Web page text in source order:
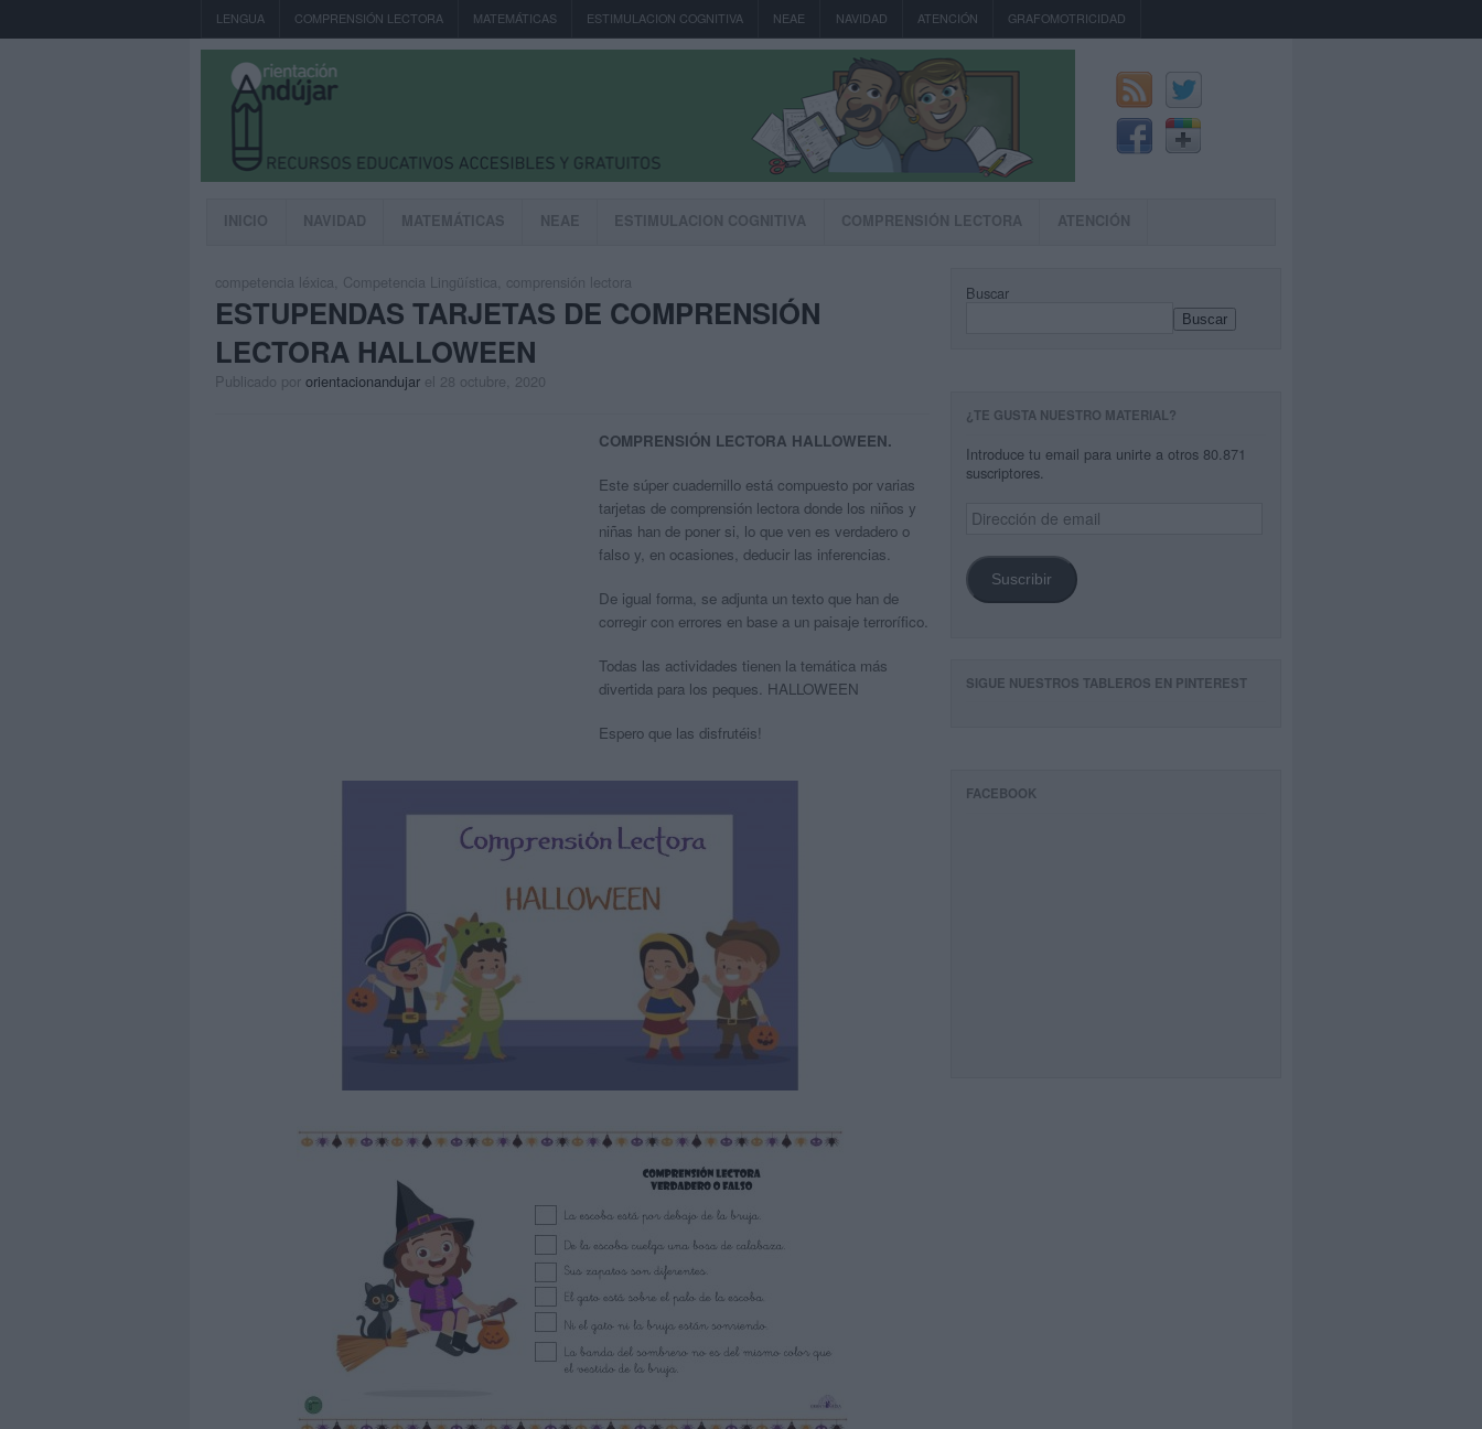
LENGUA COMPRENSIÓN LECTORA MATEMÁTICAS ESTIMULACION COGNITIVA NEAE NAVIDAD ATENCIÓN GRAFOMOTRICIDAD
INICIO NAVIDAD MATEMÁTICAS NEAE ESTIMULACION COGNITIVA COMPRENSIÓN LECTORA ATENCIÓN
competencia léxica Competencia Lingüística comprensión lectora
ESTUPENDAS TARJETAS DE COMPRENSIÓN
LECTORA HALLOWEEN
Publicado por orientacionandujar el 28 octubre, 2020
COMPRENSIÓN LECTORA HALLOWEEN.
Este súper cuadernillo está compuesto por varias
tarjetas de comprensión lectora donde los niños y
niñas han de poner si, lo que ven es verdadero o
falso y, en ocasiones, deducir las inferencias.
De igual forma, se adjunta un texto que han de
corregir con errores en base a un paisaje terrorífico.
Todas las actividades tienen la temática más
divertida para los peques. HALLOWEEN
Espero que las disfrutéis!
Buscar
Buscar
¿TE GUSTA NUESTRO MATERIAL?
Introduce tu email para unirte a otros 80.871
suscriptores.
Dirección
de
Suscribir
SIGUE NUESTROS TABLEROS EN PINTEREST
FACEBOOK